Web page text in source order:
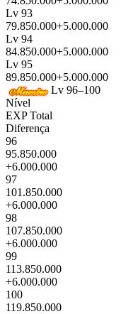
Lv 93
79.850.000+5.000.000
Lv 94
84.850.000+5.000.000
Lv 95
89.850.000+5.000.000
Lv 96–100
Nível
EXP Total
Diferença
96
95.850.000
+6.000.000
97
101.850.000
+6.000.000
98
107.850.000
+6.000.000
99
113.850.000
+6.000.000
100
119.850.000